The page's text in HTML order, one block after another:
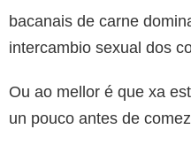
bacanais de carne
intercambio sexual dos
Ou ao mellor é que xa
un pouco antes de